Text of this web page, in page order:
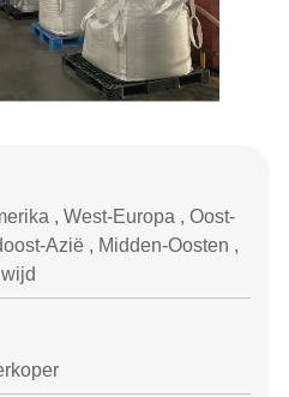
, West-Europa , Oost-
Azië , Midden-Oosten ,